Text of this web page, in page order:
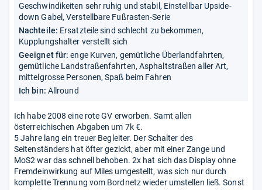
Geschwindikeiten sehr ruhig und stabil, Einstellbar Upside-
down Gabel, Verstellbare Fußrasten-Serie
Nachteile: Ersatzteile sind schlecht zu bekommen,
Kupplungshalter verstellt sich
Geeignet für: enge Kurven, gemütliche Überlandfahrten,
gemütliche Landstraßenfahrten, Asphaltstraßen aller Art,
mittelgrosse Personen, Spaß beim Fahren
Ich bin: Allround
Ich habe 2008 eine rote GV erworben. Samt allen
österreichischen Abgaben um 7k €.
5 Jahre lang ein treuer Begleiter. Der Schalter des
Seitenständers hat öfter gezickt, aber mit einer Zange und
MoS2 war das schnell behoben. 2x hat sich das Display ohne
Fremdeinwirkung auf Miles umgestellt, was sich nur durch
komplette Trennung vom Bordnetz wieder umstellen ließ. Sonst